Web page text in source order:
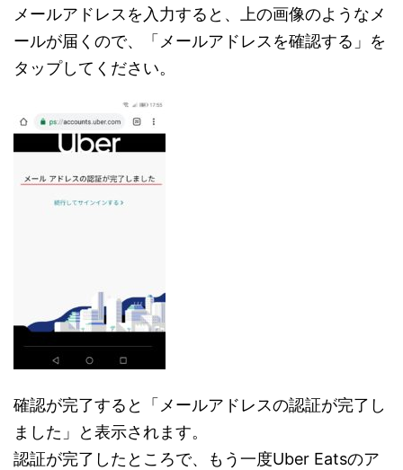
メールアドレスを入力すると、上の画像のようなメ
ールが届くので、「メールアドレスを確認する」を
タップしてください。
確認が完了すると「メールアドレスの認証が完了し
ました」と表示されます。
認証が完了したところで、もう一度Uber Eatsのア